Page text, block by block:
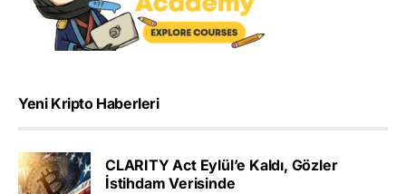
Yeni Kripto Haberleri
CLARITY Act Eylül’e Kaldı, Gözler
İstihdam Verisinde